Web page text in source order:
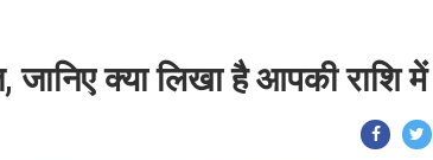
क्या लिखा है आपकी राशि में